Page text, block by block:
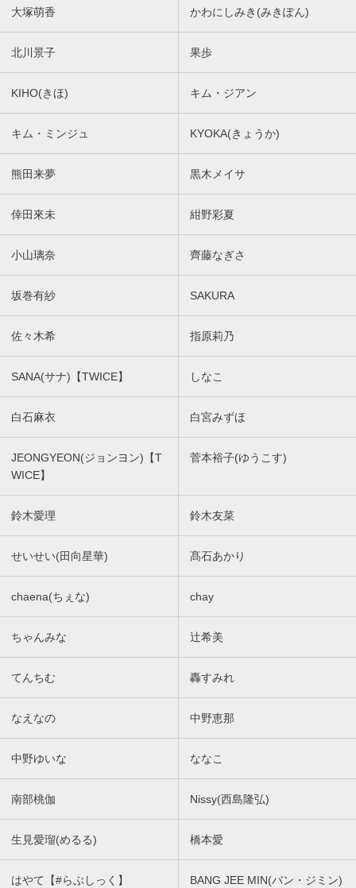
大塚萌香 かわにしみき(みきぽん)
北川景子 果歩
KIHO(きほ) キム・ジアン
キム・ミンジュ KYOKA(きょうか)
熊田来夢 黒木メイサ
倖田來未 紺野彩夏
小山璃奈 齊藤なぎさ
坂巻有紗 SAKURA
佐々木希 指原莉乃
SANA(サナ)【TWICE】 しなこ
白石麻衣 白宮みずほ
JEONGYEON(ジョンヨン)【T
WICE】
菅本裕子(ゆうこす)
鈴木愛理 鈴木友菜
せいせい(田向星華) 髙石あかり
chaena(ちぇな) chay
ちゃんみな 辻希美
てんちむ 轟すみれ
なえなの 中野恵那
中野ゆいな ななこ
南部桃伽 Nissy(西島隆弘)
生見愛瑠(めるる) 橋本愛
はやて【#らぶしっく】
BANG JEE MIN(バン・ジミン)